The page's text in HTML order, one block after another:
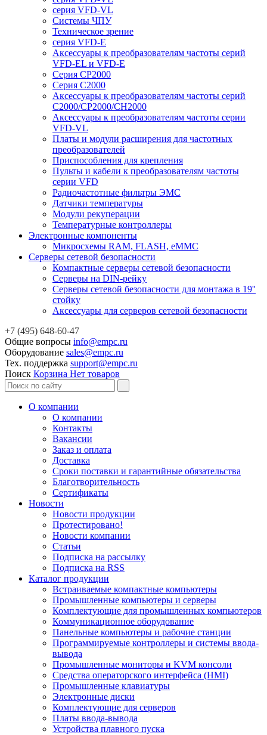
серия VFD-VL
Системы ЧПУ
Техническое зрение
серия VFD-E
Аксессуары к преобразователям частоты серий
VFD-EL и VFD-E
Серия CP2000
Серия C2000
Аксессуары к преобразователям частоты серий
С2000/CP2000/CH2000
Аксессуары к преобразователям частоты серии
VFD-VL
Платы и модули расширения для частотных
преобразователей
Приспособления для крепления
Пульты и кабели к преобразователям частоты
серии VFD
Радиочастотные фильтры ЭМС
Датчики температуры
Модули рекуперации
Температурные контроллеры
Электронные компоненты
Микросхемы RAM, FLASH, eMMC
Серверы сетевой безопасности
Компактные серверы сетевой безопасности
Серверы на DIN-рейку
Серверы сетевой безопасности для монтажа в 19''
стойку
Аксессуары для серверов сетевой безопасности
+7 (495) 648-60-47
Общие вопросы info@empc.ru
Оборудование sales@empc.ru
Тех. поддержка support@empc.ru
Поиск Корзина Нет товаров
О компании
О компании
Контакты
Вакансии
Заказ и оплата
Доставка
Сроки поставки и гарантийные обязательства
Благотворительность
Сертификаты
Новости
Новости продукции
Протестировано!
Новости компании
Статьи
Подписка на рассылку
Подписка на RSS
Каталог продукции
Встраиваемые компактные компьютеры
Промышленные компьютеры и серверы
Комплектующие для промышленных компьютеров
Коммуникационное оборудование
Панельные компьютеры и рабочие станции
Программируемые контроллеры и системы ввода-
вывода
Промышленные мониторы и KVM консоли
Средства операторского интерфейса (HMI)
Промышленные клавиатуры
Электронные диски
Комплектующие для серверов
Платы ввода-вывода
Устройства плавного пуска